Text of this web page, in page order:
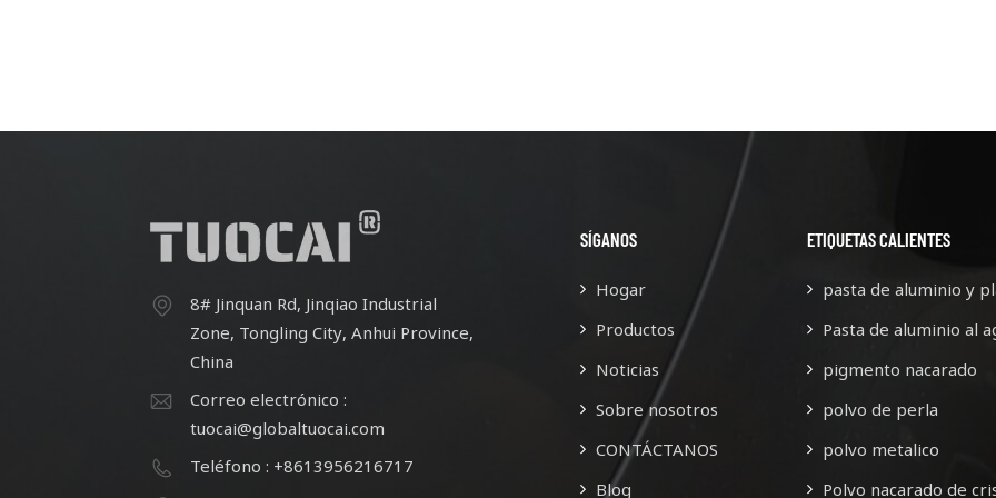
8# Jinquan Rd, Jinqiao Industrial
Zone, Tongling City, Anhui Province,
China
Correo electrónico :
tuocai@globaltuocai.com
Teléfono : +8613956216717
SÍGANOS
Hogar
Productos
Noticias
Sobre nosotros
CONTÁCTANOS
Blog
ETIQUETAS CALIENTES
pasta de aluminio y
Pasta de aluminio al
pigmento nacarado
polvo de perla
polvo metalico
Polvo nacarado de